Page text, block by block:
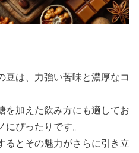
豆は、力強い苦味と濃厚なコ
を加えた飲み方にも適してお
にぴったりです。
るとその魅力がさらに引き立